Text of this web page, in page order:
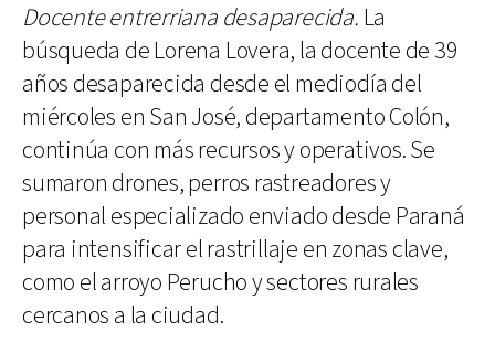
Docente entrerriana desaparecida. La
búsqueda de Lorena Lovera, la docente de 39
años desaparecida desde el mediodía del
miércoles en San José, departamento Colón,
continúa con más recursos y operativos. Se
sumaron drones, perros rastreadores y
personal especializado enviado desde Paraná
para intensificar el rastrillaje en zonas clave,
como el arroyo Perucho y sectores rurales
cercanos a la ciudad.